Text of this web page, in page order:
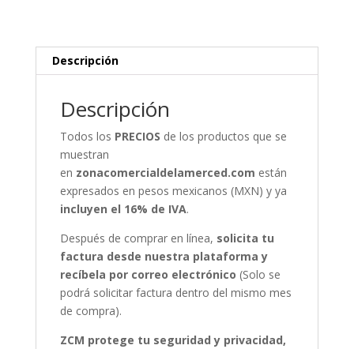
Descripción
Descripción
Todos los PRECIOS de los productos que se
muestran
en zonacomercialdelamerced.com están
expresados en pesos mexicanos (MXN) y ya
incluyen el 16% de IVA.
Después de comprar en línea, solicita tu
factura desde nuestra plataforma y
recíbela por correo electrónico (Solo se
podrá solicitar factura dentro del mismo mes
de compra).
ZCM protege tu seguridad y privacidad,